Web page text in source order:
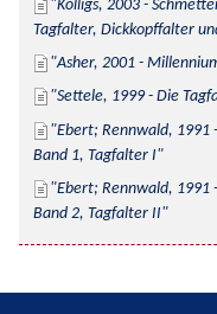
Kolligs, 2003 -
Tagfalter, Dickkopffalter
Asher, 2001 -
Settele, 1999 - Die
Ebert; Rennwald, 1991
Band 1, Tagfalter I
Ebert; Rennwald, 1991
Band 2, Tagfalter II